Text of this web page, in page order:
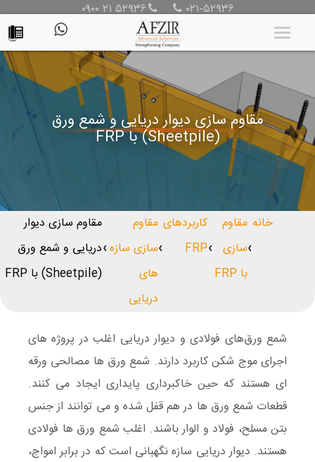
۰۲۱-۵۲۹۳۶ ۰۹۰۰ ۲۱ ۵۲۹۳۶
مقاوم سازی دیوار دریایی و شمع ورق
(Sheetpile) با FRP
خانه
❯
مقاوم
سازی
با FRP
❯
کاربردهای
FRP
❯
مقاوم
سازی سازه
های
دریایی
❯
مقاوم سازی دیوار
دریایی و شمع ورق
(Sheetpile) با FRP
شمع ورق‌های فولادی و دیوار دریایی اغلب در پروژه های
اجرای موج شکن کاربرد دارند. شمع ورق ها مصالحی ورقه
ای هستند که حین خاکبرداری پایداری ایجاد می کنند.
قطعات شمع ورق ها در هم قفل شده و می توانند از جنس
بتن مسلح، فولاد و الوار باشند. اغلب شمع ورق ها فولادی
هستند. دیوار دریایی سازه نگهبانی است که در برابر امواج،